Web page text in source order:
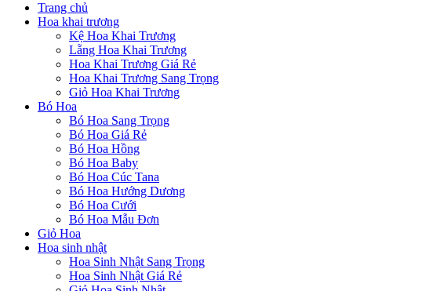
Trang chủ
Hoa khai trương
Kệ Hoa Khai Trương
Lẵng Hoa Khai Trương
Hoa Khai Trương Giá Rẻ
Hoa Khai Trương Sang Trọng
Giỏ Hoa Khai Trương
Bó Hoa
Bó Hoa Sang Trọng
Bó Hoa Giá Rẻ
Bó Hoa Hồng
Bó Hoa Baby
Bó Hoa Cúc Tana
Bó Hoa Hướng Dương
Bó Hoa Cưới
Bó Hoa Mẫu Đơn
Giỏ Hoa
Hoa sinh nhật
Hoa Sinh Nhật Sang Trọng
Hoa Sinh Nhật Giá Rẻ